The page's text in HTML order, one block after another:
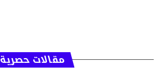
مقالات حصرية